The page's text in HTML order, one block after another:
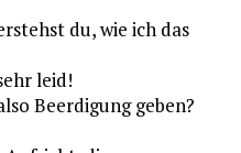
du, wie ich das
leid!
Beerdigung geben?